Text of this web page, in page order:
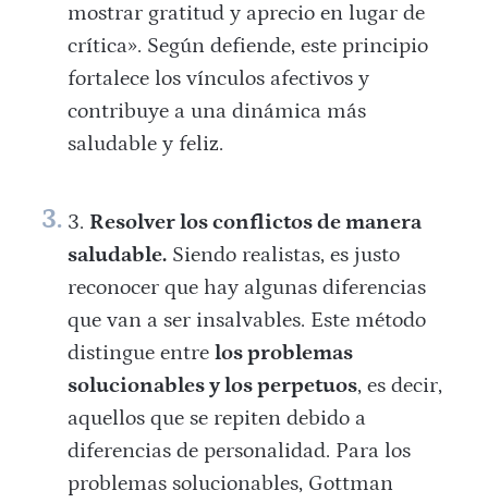
mostrar gratitud y aprecio en lugar de
crítica». Según defiende, este principio
fortalece los vínculos afectivos y
contribuye a una dinámica más
saludable y feliz.
Resolver los conflictos de manera
saludable.Siendo realistas, es justo
reconocer que hay algunas diferencias
que van a ser insalvables. Este método
distingue entre los problemas
solucionables y los perpetuos, es decir,
aquellos que se repiten debido a
diferencias de personalidad. Para los
problemas solucionables, Gottman